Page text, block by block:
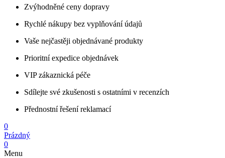
Zvýhodněné ceny dopravy
Rychlé nákupy bez vyplňování údajů
Vaše nejčastěji objednávané produkty
Prioritní expedice objednávek
VIP zákaznická péče
Sdílejte své zkušenosti s ostatními v recenzích
Přednostní řešení reklamací
0
Prázdný
0
Menu